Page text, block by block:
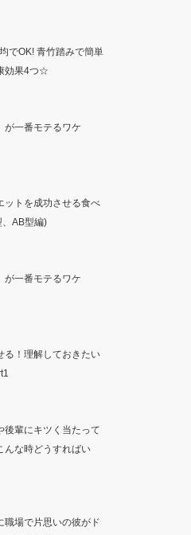
でOK! 青竹踏みで簡単
効果4つ☆
が一番モテるワケ
ットを成功させる食べ
AB型編)
が一番モテるワケ
る！理解しておきたい
後輩にキツく当たって
んな時どうすればい
職場で片思いの彼がド